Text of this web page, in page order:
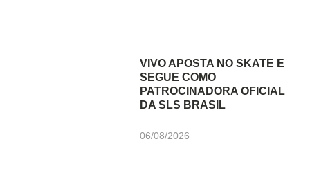
VIVO APOSTA NO SKATE E
SEGUE COMO
PATROCINADORA OFICIAL
DA SLS BRASIL
06/08/2026